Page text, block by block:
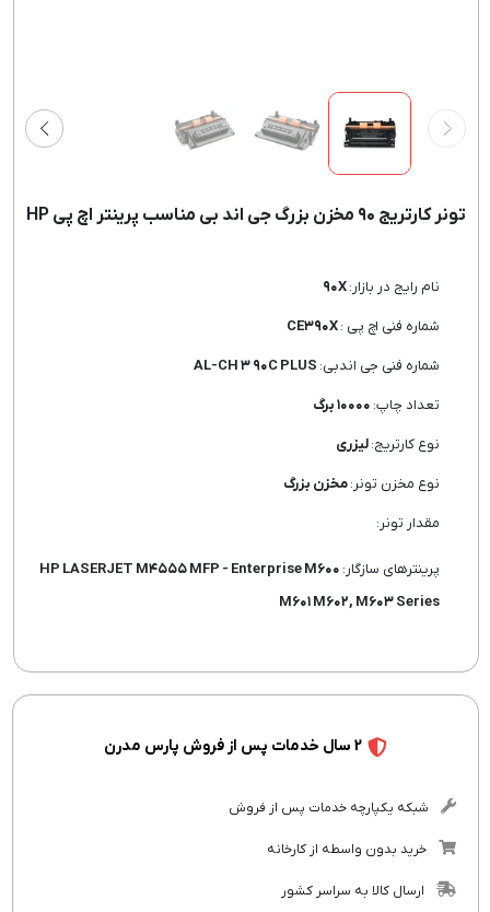
تونر کارتریج ۹۰ مخزن بزرگ جی اند بی مناسب پرینتر اچ پی HP
نام رایج در بازار:
شماره فنی اچ پی :
شماره فنی جی اندبی:
تعداد چاپ:
نوع کارتریج:لیزری
نوع مخزن تونر:مخزن بزرگ
مقدار تونر:
پرینترهای سازگار: HP LASERJET M۴۵۵۵ MFP - Enterprise M۶۰۰
M۶۰۱ M۶۰۲, M۶۰۳ Series
2 سال خدمات پس از فروش پارس مدرن
شبکه یکپارچه خدمات پس از فروش
خرید بدون واسطه از کارخانه
ارسال کالا به سراسر کشور